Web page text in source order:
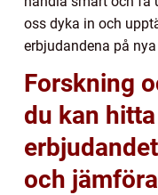
oss dyka in och
erbjudandena på
Forskning
du kan
och